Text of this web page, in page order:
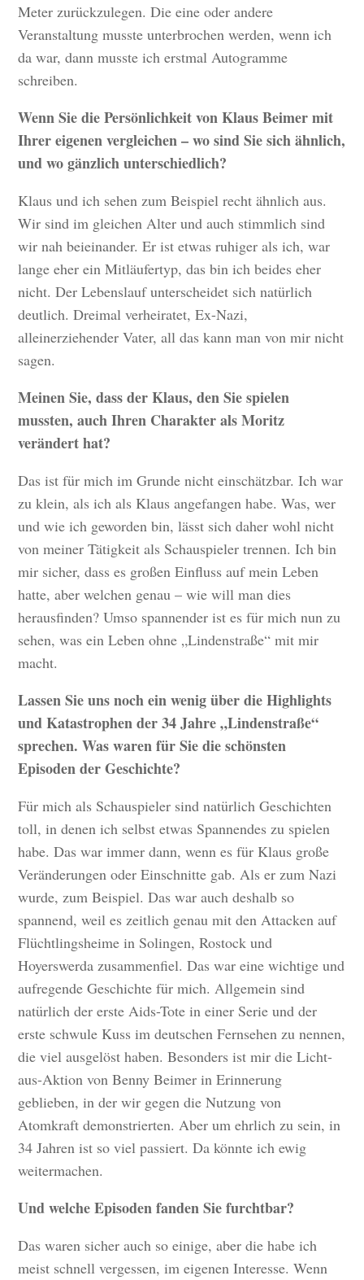
Meter zurückzulegen. Die eine oder andere
Veranstaltung musste unterbrochen werden, wenn ich
da war, dann musste ich erstmal Autogramme
schreiben.
Wenn Sie die Persönlichkeit von Klaus Beimer mit
Ihrer eigenen vergleichen – wo sind Sie sich ähnlich,
und wo gänzlich unterschiedlich?
Klaus und ich sehen zum Beispiel recht ähnlich aus.
Wir sind im gleichen Alter und auch stimmlich sind
wir nah beieinander. Er ist etwas ruhiger als ich, war
lange eher ein Mitläufertyp, das bin ich beides eher
nicht. Der Lebenslauf unterscheidet sich natürlich
deutlich. Dreimal verheiratet, Ex-Nazi,
alleinerziehender Vater, all das kann man von mir nicht
sagen.
Meinen Sie, dass der Klaus, den Sie spielen
mussten, auch Ihren Charakter als Moritz
verändert hat?
Das ist für mich im Grunde nicht einschätzbar. Ich war
zu klein, als ich als Klaus angefangen habe. Was, wer
und wie ich geworden bin, lässt sich daher wohl nicht
von meiner Tätigkeit als Schauspieler trennen. Ich bin
mir sicher, dass es großen Einfluss auf mein Leben
hatte, aber welchen genau – wie will man dies
herausfinden? Umso spannender ist es für mich nun zu
sehen, was ein Leben ohne „Lindenstraße“ mit mir
macht.
Lassen Sie uns noch ein wenig über die Highlights
und Katastrophen der 34 Jahre „Lindenstraße“
sprechen. Was waren für Sie die schönsten
Episoden der Geschichte?
Für mich als Schauspieler sind natürlich Geschichten
toll, in denen ich selbst etwas Spannendes zu spielen
habe. Das war immer dann, wenn es für Klaus große
Veränderungen oder Einschnitte gab. Als er zum Nazi
wurde, zum Beispiel. Das war auch deshalb so
spannend, weil es zeitlich genau mit den Attacken auf
Flüchtlingsheime in Solingen, Rostock und
Hoyerswerda zusammenfiel. Das war eine wichtige und
aufregende Geschichte für mich. Allgemein sind
natürlich der erste Aids-Tote in einer Serie und der
erste schwule Kuss im deutschen Fernsehen zu nennen,
die viel ausgelöst haben. Besonders ist mir die Licht-
aus-Aktion von Benny Beimer in Erinnerung
geblieben, in der wir gegen die Nutzung von
Atomkraft demonstrierten. Aber um ehrlich zu sein, in
34 Jahren ist so viel passiert. Da könnte ich ewig
weitermachen.
Und welche Episoden fanden Sie furchtbar?
Das waren sicher auch so einige, aber die habe ich
meist schnell vergessen, im eigenen Interesse. Wenn